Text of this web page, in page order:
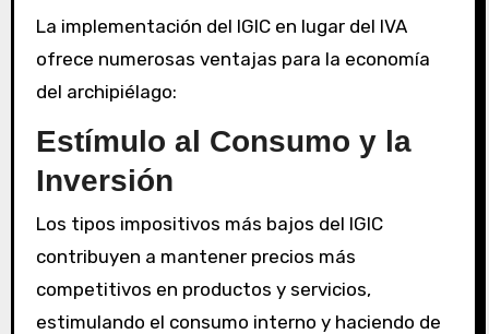
La implementación del IGIC en lugar del IVA
ofrece numerosas ventajas para la economía
del archipiélago:
Estímulo al Consumo y la
Inversión
Los tipos impositivos más bajos del IGIC
contribuyen a mantener precios más
competitivos en productos y servicios,
estimulando el consumo interno y haciendo de